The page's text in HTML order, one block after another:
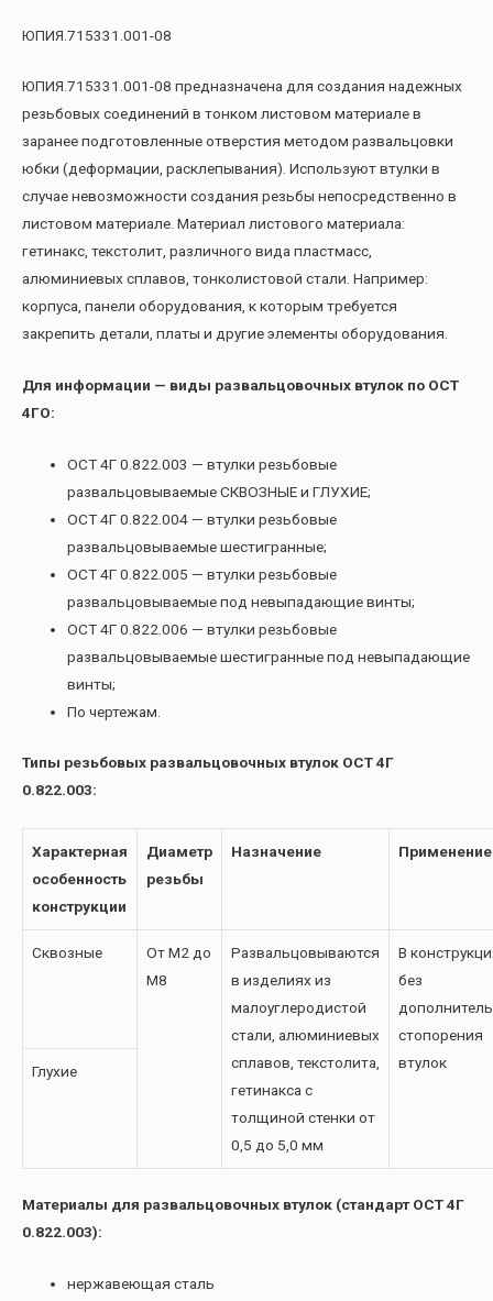
ЮПИЯ.715331.001-08
ЮПИЯ.715331.001-08 предназначена для создания надежных
резьбовых соединений в тонком листовом материале в
заранее подготовленные отверстия методом развальцовки
юбки (деформации, расклепывания). Используют втулки в
случае невозможности создания резьбы непосредственно в
листовом материале. Материал листового материала:
гетинакс, текстолит, различного вида пластмасс,
алюминиевых сплавов, тонколистовой стали. Например:
корпуса, панели оборудования, к которым требуется
закрепить детали, платы и другие элементы оборудования.
Для информации — виды развальцовочных втулок по ОСТ
4ГО:
ОСТ 4Г 0.822.003 — втулки резьбовые
развальцовываемые СКВОЗНЫЕ и ГЛУХИЕ;
ОСТ 4Г 0.822.004 — втулки резьбовые
развальцовываемые шестигранные;
ОСТ 4Г 0.822.005 — втулки резьбовые
развальцовываемые под невыпадающие винты;
ОСТ 4Г 0.822.006 — втулки резьбовые
развальцовываемые шестигранные под невыпадающие
винты;
По чертежам.
Типы резьбовых развальцовочных втулок ОСТ 4Г
0.822.003:
Характерная
особенность
конструкции
Диаметр
резьбы
Назначение Применение
Сквозные
От М2 до
М8
Развальцовываются
в изделиях из
малоуглеродистой
стали, алюминиевых
сплавов, текстолита,
гетинакса с
толщиной стенки от
0,5 до 5,0 мм
В
без
стопорения
втулок
Глухие
Материалы для развальцовочных втулок (стандарт ОСТ 4Г
0.822.003):
нержавеющая сталь